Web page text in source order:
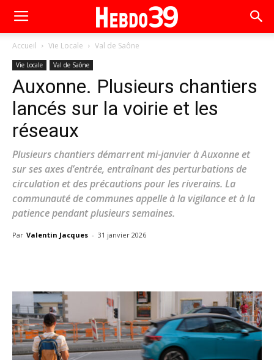
Accueil Vie Locale Val de Saône
Vie Locale Val de Saône
Auxonne. Plusieurs chantiers
lancés sur la voirie et les
réseaux
Plusieurs chantiers démarrent mi-janvier à Auxonne et
sur ses axes d’entrée, entraînant des perturbations de
circulation et des précautions pour les riverains. La
communauté de communes appelle à la vigilance et à la
patience pendant plusieurs semaines.
Par Valentin Jacques - 31 janvier 2026